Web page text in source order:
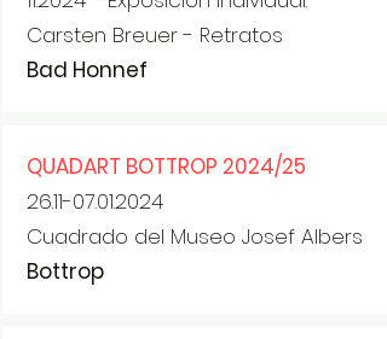
Carsten Breuer - Retratos
Bad Honnef
QUADART BOTTROP 2024/25
26.11-07.01.2024
Cuadrado del Museo Josef Albers
Bottrop